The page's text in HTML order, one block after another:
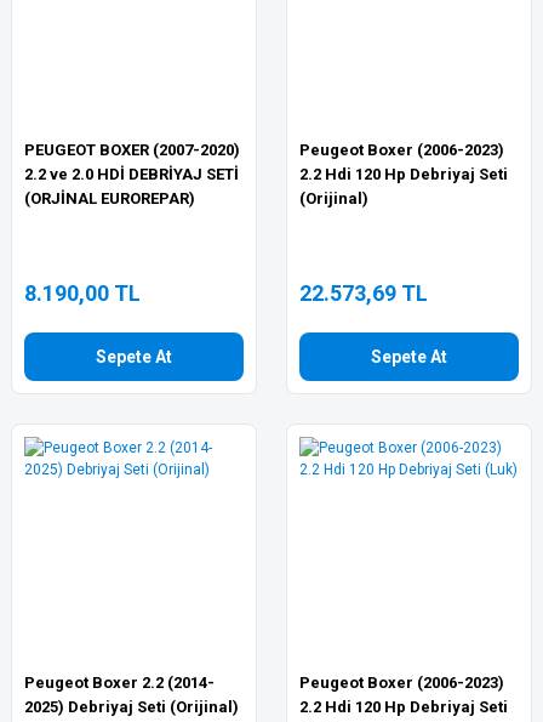
PEUGEOT BOXER (2007-2020)
2.2 ve 2.0 HDİ DEBRİYAJ SETİ
(ORJİNAL EUROREPAR)
8.190,00 TL
Sepete At
Peugeot Boxer (2006-2023)
2.2 Hdi 120 Hp Debriyaj Seti
(Orijinal)
22.573,69 TL
Sepete At
Peugeot Boxer 2.2 (2014-
2025) Debriyaj Seti (Orijinal)
Peugeot Boxer (2006-2023)
2.2 Hdi 120 Hp Debriyaj Seti